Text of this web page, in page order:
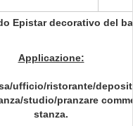
Epistar decorativo del
Applicazione:
ufficio/ristorante/
studio/pranzare
stanza.